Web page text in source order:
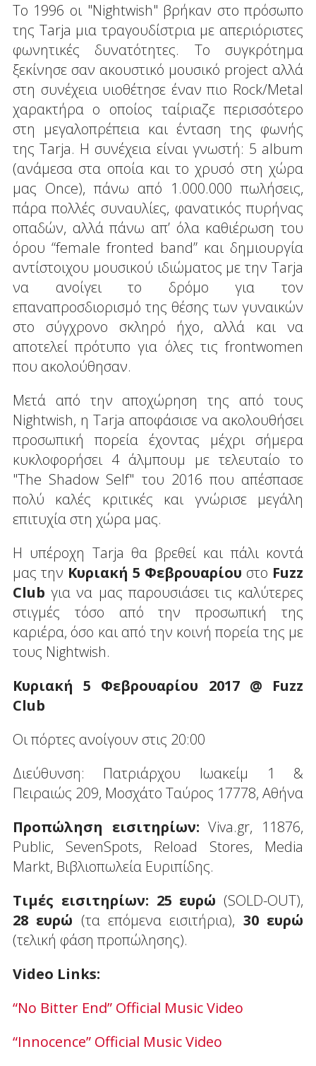
Το 1996 οι "Nightwish" βρήκαν στo πρόσωπο
της Tarja μια τραγουδίστρια με απεριόριστες
φωνητικές δυνατότητες. Το συγκρότημα
ξεκίνησε σαν ακουστικό μουσικό project αλλά
στη συνέχεια υιοθέτησε έναν πιο Rock/Metal
χαρακτήρα o οποίος ταίριαζε περισσότερο
στη μεγαλοπρέπεια και ένταση της φωνής
της Tarja. Η συνέχεια είναι γνωστή: 5 album
(ανάμεσα στα οποία και το χρυσό στη χώρα
μας Once), πάνω από 1.000.000 πωλήσεις,
πάρα πολλές συναυλίες, φανατικός πυρήνας
οπαδών, αλλά πάνω απ’ όλα καθιέρωση του
όρου “female fronted band” και δημιουργία
αντίστοιχου μουσικού ιδιώματος με την Tarja
να ανοίγει το δρόμο για τον
επαναπροσδιορισμό της θέσης των γυναικών
στο σύγχρονο σκληρό ήχο, αλλά και να
αποτελεί πρότυπο για όλες τις frontwomen
που ακολούθησαν.
Μετά από την αποχώρηση της από τους
Nightwish, η Tarja αποφάσισε να ακολουθήσει
προσωπική πορεία έχοντας μέχρι σήμερα
κυκλοφορήσει 4 άλμπουμ με τελευταίο το
"The Shadow Self" του 2016 που απέσπασε
πολύ καλές κριτικές και γνώρισε μεγάλη
επιτυχία στη χώρα μας.
Η υπέροχη Tarja θα βρεθεί και πάλι κοντά
μας την Κυριακή 5 Φεβρουαρίου στο Fuzz
Club για να μας παρουσιάσει τις καλύτερες
στιγμές τόσο από την προσωπική της
καριέρα, όσο και από την κοινή πορεία της με
τους Nightwish.
Κυριακή 5 Φεβρουαρίου 2017 @ Fuzz
Club
Οι πόρτες ανοίγουν στις 20:00
Διεύθυνση: Πατριάρχου Ιωακείμ 1 &
Πειραιώς 209, Μοσχάτο Ταύρος 17778, Αθήνα
Προπώληση εισιτηρίων: Viva.gr, 11876,
Public, SevenSpots, Reload Stores, Media
Markt, Βιβλιοπωλεία Ευριπίδης.
Τιμές εισιτηρίων: 25 ευρώ (SOLD-OUT),
28 ευρώ (τα επόμενα εισιτήρια), 30 ευρώ
(τελική φάση προπώλησης).
Video Links:
“No Bitter End” Official Music Video
“Innocence” Official Music Video